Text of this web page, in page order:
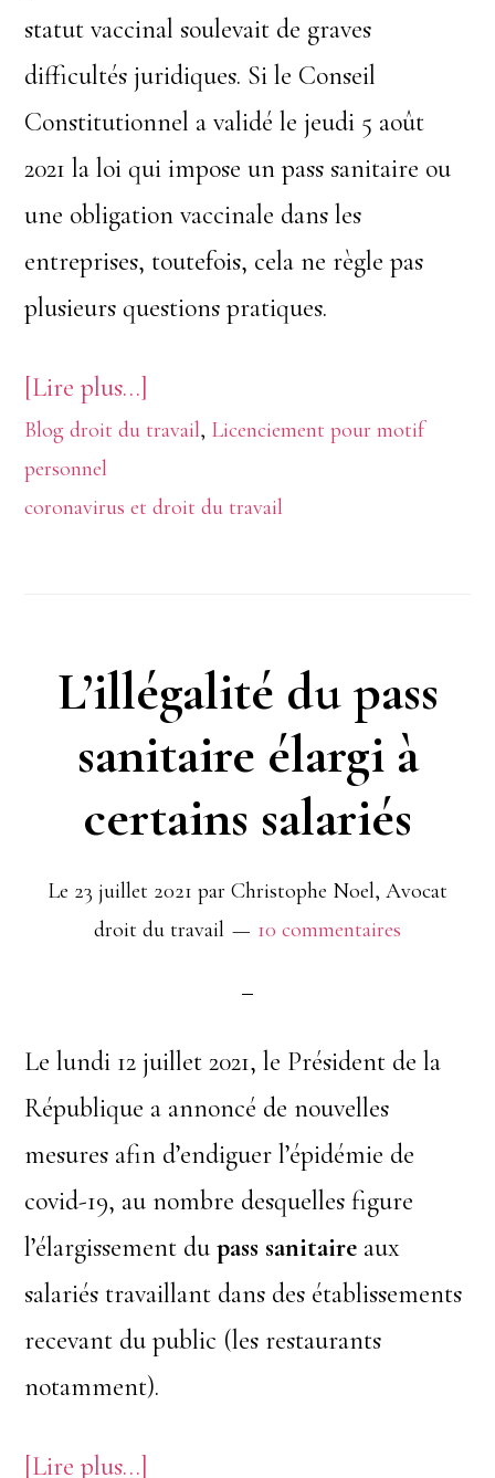
statut vaccinal soulevait de graves
difficultés juridiques. Si le Conseil
Constitutionnel a validé le jeudi 5 août
2021 la loi qui impose un pass sanitaire ou
une obligation vaccinale dans les
entreprises, toutefois, cela ne règle pas
plusieurs questions pratiques.
[Lire plus…]
proposPass
conseil
constitutionnel
:
la
des
licenciements
Blog droit du travail, Licenciement pour motif
personnel
coronavirus et droit du travail
L’illégalité du pass
sanitaire élargi à
certains salariés
Le 23 juillet 2021 par Christophe Noel, Avocat
droit du travail
10 commentaires
Le lundi 12 juillet 2021, le Président de la
République a annoncé de nouvelles
mesures afin d’endiguer l’épidémie de
covid-19, au nombre desquelles figure
l’élargissement dupass sanitaire aux
salariés travaillant dans des établissements
recevant du public (les restaurants
notamment).
[Lire plus…]